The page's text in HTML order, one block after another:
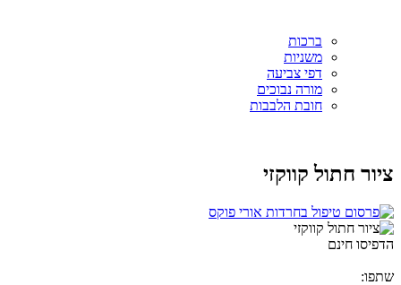
ברכות
משניות
דפי צביעה
מורה נבוכים
חובת הלבבות
ציור חתול קווקזי
הדפיסו חינם
שתפו: